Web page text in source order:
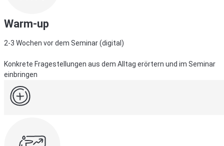
Warm-up
2-3 Wochen vor dem Seminar (digital)
Konkrete Fragestellungen aus dem Alltag erörtern und im Seminar
einbringen